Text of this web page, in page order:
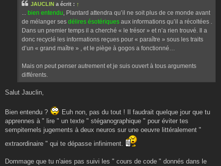
JAUCLIN a écrit : ↑
... bien entendu, Plantard attendra qu’il ne soit plus de ce monde avant
de mélanger ses délires ésotériques aux informations qu’il a récoltées .
Dans un premier temps il a cherché « le trésor » et n’a rien trouvé. Il a
donc recyclé les informations reçues pour « paraître » sous les traits
d’un « grand maître » , et le piège à gogos a fonctionné…
Mais on peut penser autrement et je suis ouvert à tous arguments
différents.
Salut Jauclin,
Bien entendu ?
Euh non, pas du tout ! Il faudrait quelque jour que tu
apprennes à " lire " un texte " stéganographique " pour éviter tes
sempiternels jugements à deux neuros sur une oeuvre littéralement "
extraordinaire " qui te dépasse infiniment.
Dommage que tu n'aies pas suivi les " cours de code " donnés dans le